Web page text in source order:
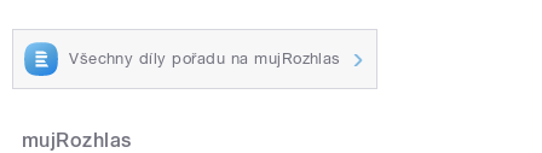
Všechny díly pořadu na mujRozhlas
mujRozhlas